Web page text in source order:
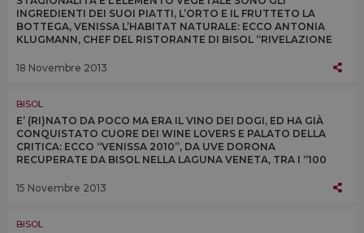
INGREDIENTI DEI SUOI PIATTI, L’ORTO E IL FRUTTETO LA
BOTTEGA, VENISSA L’HABITAT NATURALE: ECCO ANTONIA
KLUGMANN, CHEF DEL RISTORANTE DI BISOL “RIVELAZIONE
18 Novembre 2013
BISOL
E’ (RI)NATO DA POCO MA ERA IL VINO DEI DOGI, ED HA GIÀ
CONQUISTATO CUORE DEI WINE LOVERS E PALATO DELLA
CRITICA: ECCO “VENISSA 2010”, DA UVE DORONA
RECUPERATE DA BISOL NELLA LAGUNA VENETA, TRA I “100
15 Novembre 2013
BISOL